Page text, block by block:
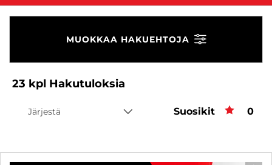
MUOKKAA HAKUEHTOJA
23 kpl Hakutuloksia
Järjestä Suosikit 0